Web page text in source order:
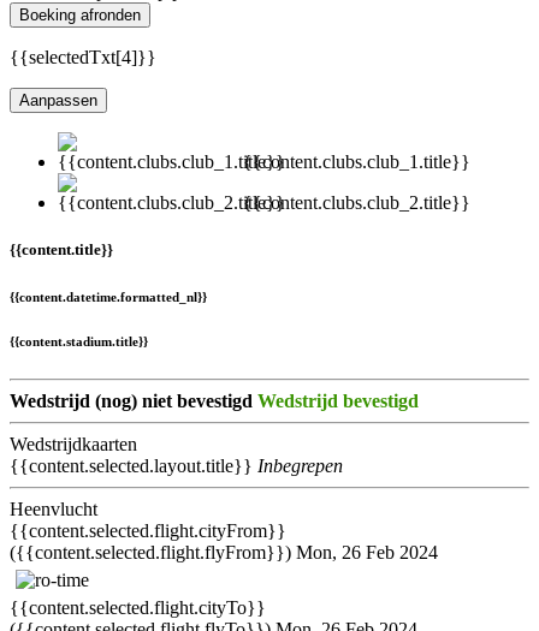
Boeking afronden
{{selectedTxt[4]}}
Aanpassen
{{content.clubs.club_1.title}}
{{content.clubs.club_2.title}}
{{content.title}}
{{content.datetime.formatted_nl}}
{{content.stadium.title}}
Wedstrijd (nog) niet bevestigd Wedstrijd bevestigd
Wedstrijdkaarten
{{content.selected.layout.title}} Inbegrepen
Heenvlucht
{{content.selected.flight.cityFrom}}
({{content.selected.flight.flyFrom}}) Mon, 26 Feb 2024
{{content.selected.flight.cityTo}}